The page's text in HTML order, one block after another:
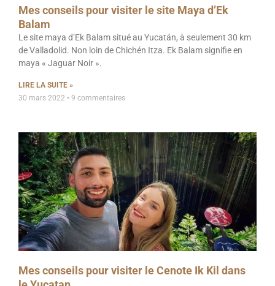
Mes conseils pour visiter le site Maya d’Ek
Balam
Le site maya d’Ek Balam situé au Yucatán, à seulement 30 km
de Valladolid. Non loin de Chichén Itza. Ek Balam signifie en
maya « Jaguar Noir ».
LIRE LA SUITE »
30 mars 2022
9 commentaires
Mes conseils pour visiter le Cenote Ik Kil dans